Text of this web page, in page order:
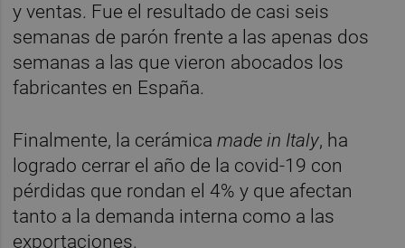
y ventas. Fue el resultado de casi seis
semanas de parón frente a las apenas dos
semanas a las que vieron abocados los
fabricantes en España.
Finalmente, la cerámicamade in Italy, ha
logrado cerrar el año de la covid-19 con
pérdidas que rondan el 4% y que afectan
tanto a la demanda interna como a las
exportaciones.